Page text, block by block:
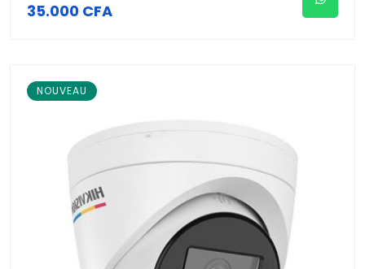
35.000 CFA
NOUVEAU